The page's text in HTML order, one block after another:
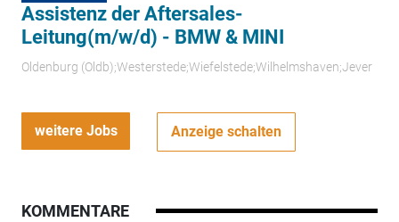
Assistenz der Aftersales-
Leitung(m/w/d) - BMW & MINI
Oldenburg (Oldb);Westerstede;Wiefelstede;Wilhelmshaven;Jever
weitere Jobs Anzeige schalten
KOMMENTARE